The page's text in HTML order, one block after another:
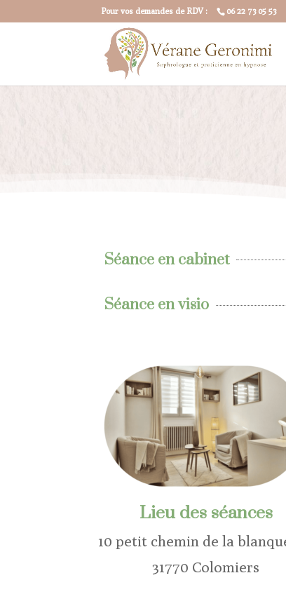
Pour vos demandes de RDV : 06 22 73 05 53
Séance en cabinet
Séance en visio
Lieu des séances
10 petit chemin de la
31770 Colomiers